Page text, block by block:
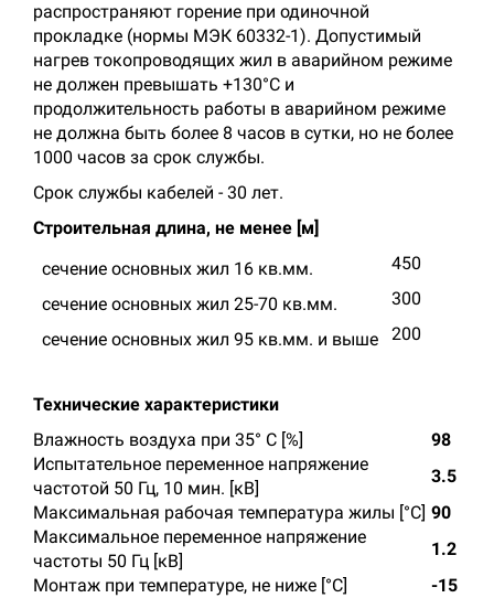
распространяют горение при одиночной
прокладке (нормы МЭК 60332-1). Допустимый
нагрев токопроводящих жил в аварийном режиме
не должен превышать +130°С и
продолжительность работы в аварийном режиме
не должна быть более 8 часов в сутки, но не более
1000 часов за срок службы.
Срок службы кабелей - 30 лет.
Строительная длина, не менее [м]
сечение основных жил 16 кв.мм.
450
сечение основных жил 25-70 кв.мм.
300
сечение основных жил 95 кв.мм. и выше 200
Технические характеристики
Влажность воздуха при 35° C [%]
98
Испытательное переменное напряжение
частотой 50 Гц, 10 мин. [кВ]
3.5
Максимальная рабочая температура жилы [°С] 90
Максимальное переменное напряжение
частоты 50 Гц [кВ]
1.2
Монтаж при температуре, не ниже [°C]
-15